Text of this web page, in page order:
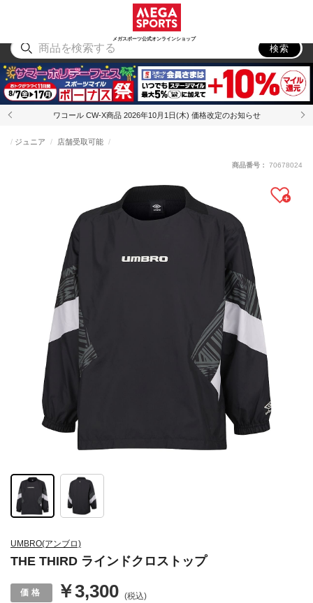
メガスポーツ公式オンラインショップ
アウトドア
検索
ワコール CW-X商品 2026年10月1日(木) 価格改定のお知らせ
UMBRO(アンブロ)
THE THIRD ラインドクロストップ
ジュニア 店舗受取可能
￥3,300 (税込)
商品番号： 70678024